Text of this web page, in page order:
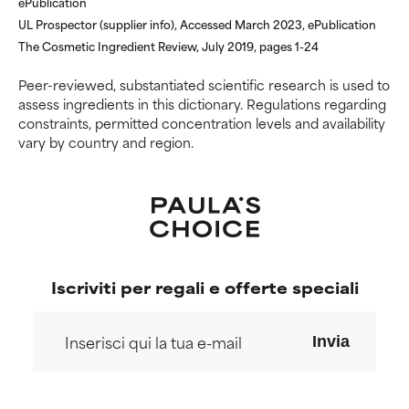
UL Prospector (supplier info), Accessed March 2023, ePublication
The Cosmetic Ingredient Review, July 2019, pages 1-24
Peer-reviewed, substantiated scientific research is used to
assess ingredients in this dictionary. Regulations regarding
constraints, permitted concentration levels and availability
vary by country and region.
problematici.
NON USARE
Può causare irritazioni,
infiammazioni, secchezza, ecc.
Può offrire benefici solo in
NON CLASSIFICATO
un voto a questo ingrediente
merito.
problematici.
NON USARE
Può causare irritazioni,
infiammazioni, secchezza, ecc.
Può offrire benefici solo in
NON CLASSIFICATO
un voto a questo ingrediente
merito.
Iscriviti per regali e offerte speciali
Invia